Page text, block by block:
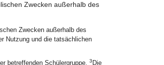
Zwecken außerhalb des
Zwecken außerhalb des
Nutzung und die tatsächlichen
betreffenden Schülergruppe. 3 Die